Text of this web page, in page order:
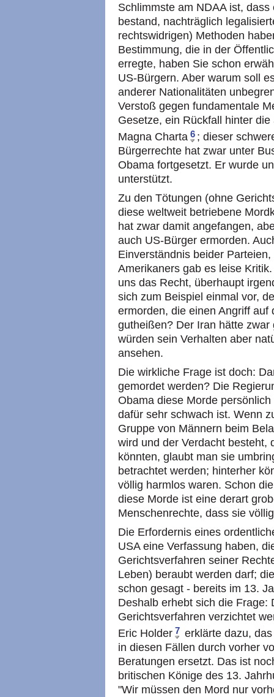
Schlimmste am NDAA ist,
bestand, nachträglich
rechtswidrigen) Methoden
Bestimmung, die in der
erregte, haben Sie schon
US-Bürgern. Aber warum soll
anderer Nationalitäten
Verstoß gegen fundamentale
Gesetze, ein Rückfall hinter
Magna Charta 6 ; dieser
Bürgerrechte hat zwar unter
Obama fortgesetzt. Er wurde
unterstützt.
Zu den Tötungen (ohne
diese weltweit betriebene
hat zwar damit angefangen,
auch US-Bürger ermorden.
Einverständnis beider
Amerikaners gab es leise
uns das Recht, überhaupt
sich zum Beispiel einmal vor,
ermorden, die einen Angriff
gutheißen? Der Iran hätte
würden sein Verhalten aber
ansehen.
Die wirkliche Frage ist doch:
gemordet werden? Die
Obama diese Morde
dafür sehr schwach ist. Wenn
Gruppe von Männern beim
wird und der Verdacht besteht,
könnten, glaubt man sie
betrachtet werden; hinterher
völlig harmlos waren. Schon
diese Morde ist eine derart
Menschenrechte, dass sie
Die Erfordernis eines
USA eine Verfassung haben,
Gerichtsverfahren seiner
Leben) beraubt werden darf;
schon gesagt - bereits im 13.
Deshalb erhebt sich die Frage:
Gerichtsverfahren verzichtet
Eric Holder 7 erklärte dazu,
in diesen Fällen durch vorher
Beratungen ersetzt. Das ist
britischen Könige des 13.
"Wir müssen den Mord nur